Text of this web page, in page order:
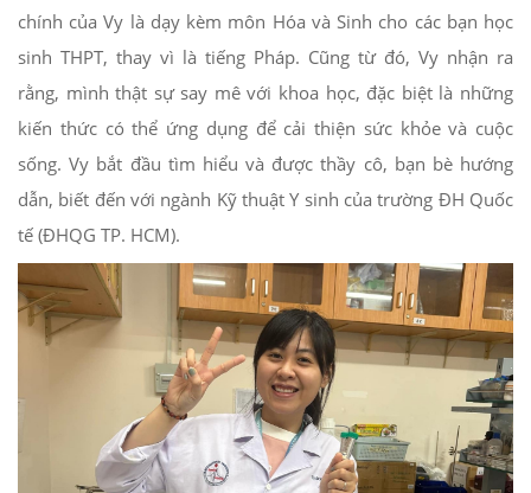
chính của Vy là dạy kèm môn Hóa và Sinh cho các bạn học
sinh THPT, thay vì là tiếng Pháp. Cũng từ đó, Vy nhận ra
rằng, mình thật sự say mê với khoa học, đặc biệt là những
kiến thức có thể ứng dụng để cải thiện sức khỏe và cuộc
sống. Vy bắt đầu tìm hiểu và được thầy cô, bạn bè hướng
dẫn, biết đến với ngành Kỹ thuật Y sinh của trường ĐH Quốc
tế (ĐHQG TP. HCM).